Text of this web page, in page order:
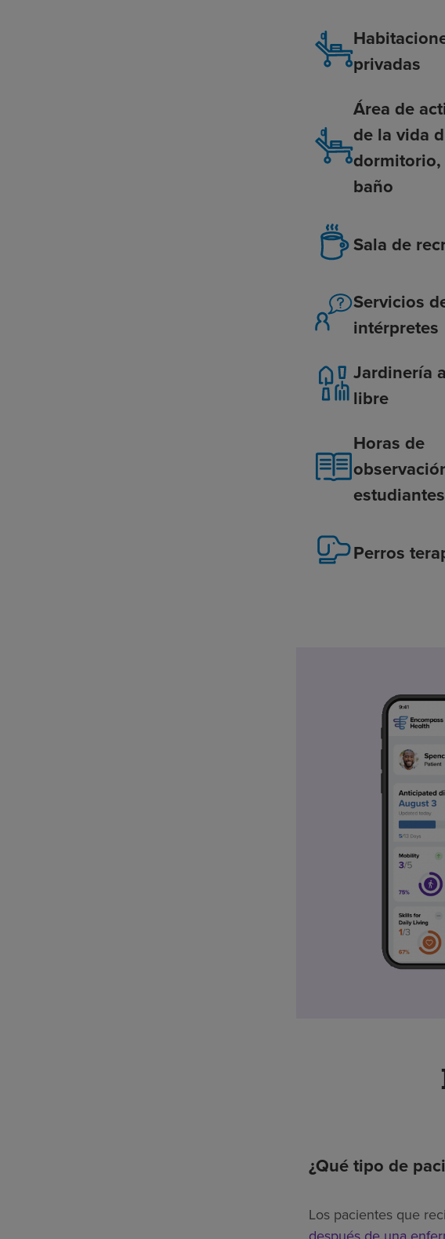
privadas
Área de
de la vida
baño
Sala de
Servicios
intérpretes
Jardinería
libre
Horas de
estudiantes
Perros
¿Qué tipo de
Los pacientes que